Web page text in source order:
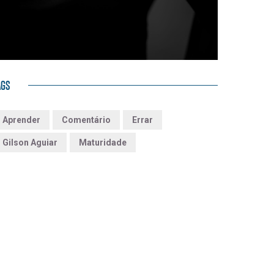
Aprender Comentário Errar
Gilson Aguiar Maturidade